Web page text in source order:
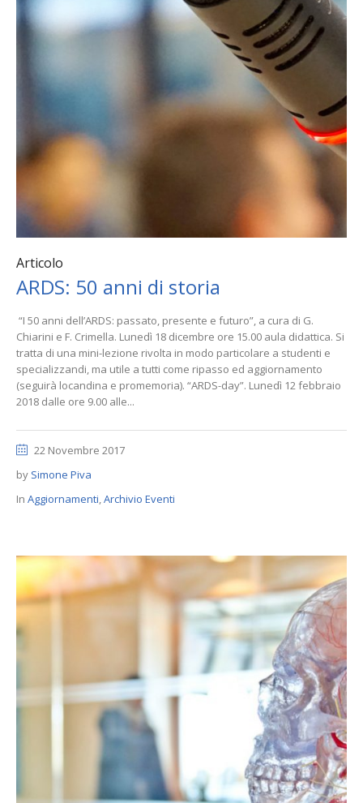
Articolo
ARDS: 50 anni di storia
“I 50 anni dell’ARDS: passato, presente e futuro”, a cura di G.
Chiarini e F. Crimella. Lunedì 18 dicembre ore 15.00 aula didattica. Si
tratta di una mini-lezione rivolta in modo particolare a studenti e
specializzandi, ma utile a tutti come ripasso ed aggiornamento
(seguirà locandina e promemoria). “ARDS-day”. Lunedì 12 febbraio
2018 dalle ore 9.00 alle...
22 Novembre 2017
by Simone Piva
In Aggiornamenti,Archivio Eventi